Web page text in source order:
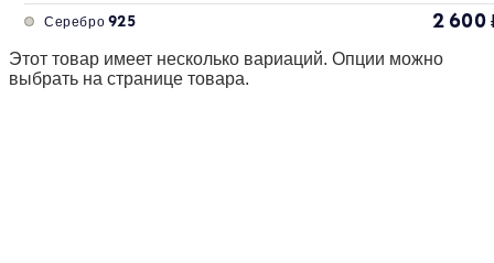
Серебро 925 2 600
Этот товар имеет несколько вариаций. Опции можно
выбрать на странице товара.